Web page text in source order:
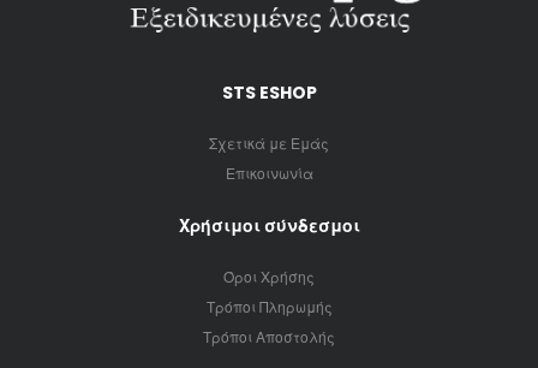
STS ESHOP
Σχετικά με Εμάς
Επικοινωνία
Χρήσιμοι σύνδεσμοι
Όροι Χρήσης
Τρόποι Πληρωμής
Τρόποι Αποστολής